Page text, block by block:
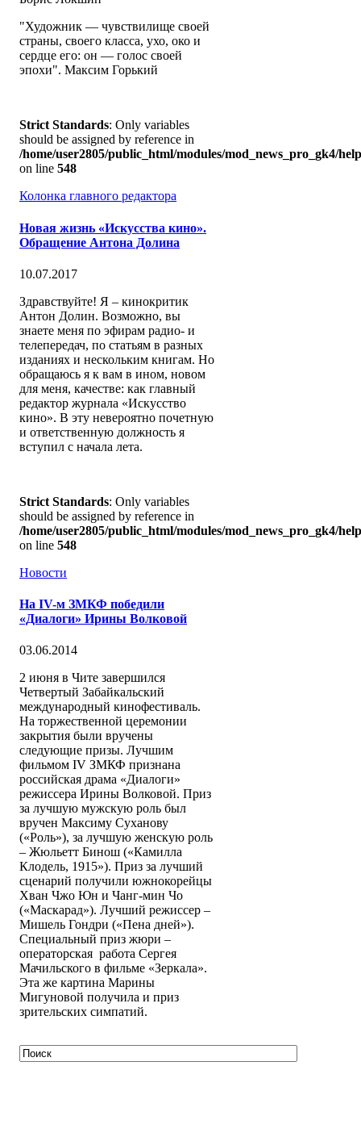
"Художник — чувствилище своей
страны, своего класса, ухо, око и
сердце его: он — голос своей
эпохи". Максим Горький
Strict Standards: Only variables
should be assigned by reference in
/home/user2805/public_html/modules/mod_news_pro_gk4/
on line 548
Колонка главного редактора
Новая жизнь «Искусства кино».
Обращение Антона Долина
10.07.2017
Здравствуйте! Я – кинокритик
Антон Долин. Возможно, вы
знаете меня по эфирам радио- и
телепередач, по статьям в разных
изданиях и нескольким книгам. Но
обращаюсь я к вам в ином, новом
для меня, качестве: как главный
редактор журнала «Искусство
кино». В эту невероятно почетную
и ответственную должность я
вступил с начала лета.
Strict Standards: Only variables
should be assigned by reference in
/home/user2805/public_html/modules/mod_news_pro_gk4/
on line 548
Новости
На IV-м ЗМКФ победили
«Диалоги» Ирины Волковой
03.06.2014
2 июня в Чите завершился
Четвертый Забайкальский
международный кинофестиваль.
На торжественной церемонии
закрытия были вручены
следующие призы. Лучшим
фильмом IV ЗМКФ признана
российская драма «Диалоги»
режиссера Ирины Волковой. Приз
за лучшую мужскую роль был
вручен Максиму Суханову
(«Роль»), за лучшую женскую роль
– Жюльетт Бинош («Камилла
Клодель, 1915»). Приз за лучший
сценарий получили южнокорейцы
Хван Чжо Юн и Чанг-мин Чо
(«Маскарад»). Лучший режиссер –
Мишель Гондри («Пена дней»).
Специальный приз жюри –
операторская работа Сергея
Мачильского в фильме «Зеркала».
Эта же картина Марины
Мигуновой получила и приз
зрительских симпатий.